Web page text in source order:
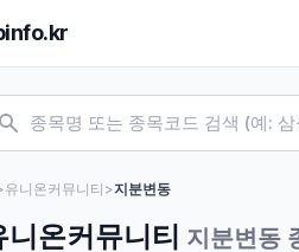
유니온커뮤니티 >지분변동
니온커뮤니티 지분변동